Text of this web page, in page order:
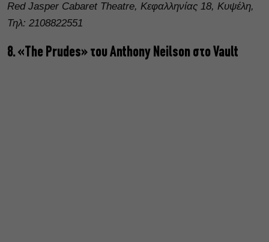
Red Jasper Cabaret Theatre, Κεφαλληνίας 18, Κυψέλη,
Τηλ: 2108822551
8. «The Prudes» του Anthony Neilson στο Vault